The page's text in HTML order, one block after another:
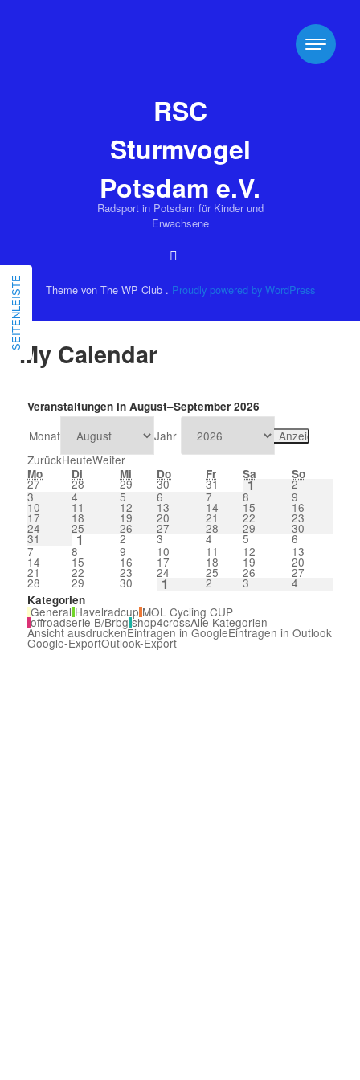
My Calendar
Veranstaltungen in August–September 2026
Monat
Jahr
ZurückHeuteWeiter
Mo Di Mi Do Fr Sa So
27 28 29 30 31 1
2
3
4 5 6 7 8 9
10 11 12 13 14 15 16
17 18 19 20 21 22 23
24 25 26 27 28 29 30
31 1 2 3 4 5
6
7
8 9 10 11 12 13
14 15 16 17 18 19 20
21 22 23 24 25 26 27
28 29 30 1 2 3 4
Kategorien
General Havelradcup MOL Cycling CUP
offroadserie B/Brbg shop4crossAlle Kategorien
Ansicht ausdruckenEintragen in GoogleEintragen in Outlook
Google-ExportOutlook-Export
SEITENLEISTE
RSC
Sturmvogel
Potsdam e.V.
Radsport in Potsdam für Kinder und
Erwachsene
Theme von The WP Club . Proudly powered by WordPress